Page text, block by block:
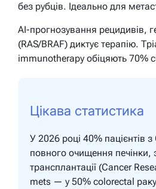
без рубців. Ідеально для
AI-прогнозування рецидивів,
(RAS/BRAF) диктує терапію.
immunotherapy обіцяють 70%
Цікава статистика
У 2026 році 40% пацієнтів
повного очищення печінки,
трансплантації (Cancer
mets — у 50% colorectal